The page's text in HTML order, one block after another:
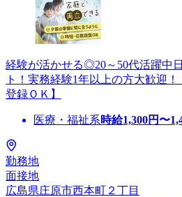
経験が活かせる◎20～50代活躍中
ト！実務経験1年以上の方大歓迎
登録ＯＫ】
医療・福祉系時給1,300円〜
勤務地
面接地
広島県庄原市西本町２丁目